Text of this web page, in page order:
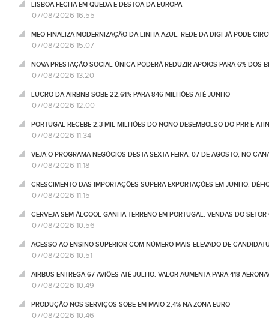
LISBOA FECHA EM QUEDA E DESTOA DA EUROPA
07/08/2026 16:55
MEO FINALIZA MODERNIZAÇÃO DA LINHA AZUL. REDE DA DIGI JÁ PODE
07/08/2026 15:07
NOVA PRESTAÇÃO SOCIAL ÚNICA PODERÁ REDUZIR APOIOS PARA 6% DOS
07/08/2026 13:20
LUCRO DA AIRBNB SOBE 22,61% PARA 846 MILHÕES ATÉ JUNHO
07/08/2026 12:00
PORTUGAL RECEBE 2,3 MIL MILHÕES DO NONO DESEMBOLSO DO PRR E
07/08/2026 11:34
VEJA O PROGRAMA NEGÓCIOS DESTA SEXTA-FEIRA, 07 DE AGOSTO, NO
07/08/2026 11:18
CRESCIMENTO DAS IMPORTAÇÕES SUPERA EXPORTAÇÕES EM JUNHO.
07/08/2026 11:15
CERVEJA SEM ÁLCOOL GANHA TERRENO EM PORTUGAL. VENDAS DO
07/08/2026 10:56
ACESSO AO ENSINO SUPERIOR COM NÚMERO MAIS ELEVADO DE
07/08/2026 10:51
AIRBUS ENTREGA 67 AVIÕES ATÉ JULHO. VALOR AUMENTA PARA 418
07/08/2026 10:49
PRODUÇÃO NOS SERVIÇOS SOBE EM MAIO 2,4% NA ZONA EURO
07/08/2026 10:46